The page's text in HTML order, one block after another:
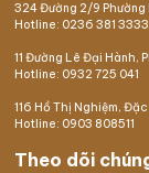
324 Đường 2/9 Phường
Hotline: 0236 381 3333
11 Đường Lê Đại Hành,
Hotline: 0932 725 041
116 Hồ Thị Nghiệm, Đặc
Hotline: 0903 808511
Theo dõi